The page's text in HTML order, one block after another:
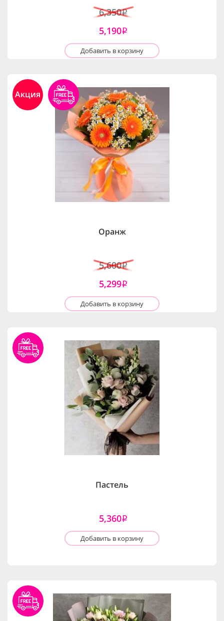
6,350i
5,190i
Добавить в корзину
Акция
Оранж
5,600i
5,299i
Добавить в корзину
Пастель
5,360i
Добавить в корзину